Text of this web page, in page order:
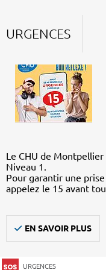
URGENCES
Le CHU de
Niveau 1.
Pour garantir une
appelez le 15 avant
EN SAVOIR PLUS
URGENCES